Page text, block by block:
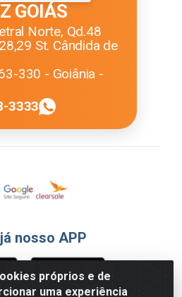
próprios e de
uma experiência
GOIÁS
Norte, Qd.48
St. Cândida de
330 - Goiânia -
3333
nosso APP